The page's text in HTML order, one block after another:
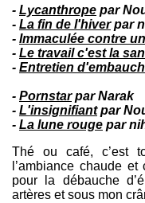
- Lycanthrope par
- La fin de l'hiverpar
- Immaculée contre
- Le travail c'est la
- Entretien
- Pornstarpar Narak
- L'insignifiantpar
- La lune rouge par
Thé ou café, c’est
l’ambiance chaude
pour la débauche
artères et sous mon